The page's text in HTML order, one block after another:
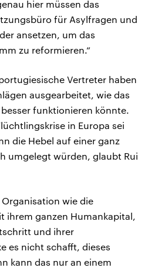
hier müssen das
für Asylfragen und
ansetzen, um das
zu reformieren.“
Vertreter haben
ausgearbeitet, wie das
funktionieren könnte.
in Europa sei
die Hebel auf einer ganz
umgelegt würden, glaubt Rui
Organisation wie die
ihrem ganzen Humankapital,
und ihrer
es nicht schafft, dieses
kann das nur an einem